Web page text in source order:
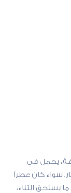
يحمل في
سواء كان عطراً
يستحق الثناء،